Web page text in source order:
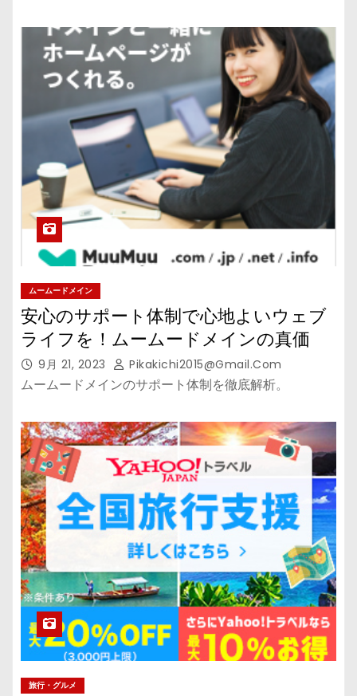
ムームードメイン
安心のサポート体制で心地よいウェブ
ライフを！ムームードメインの真価
9月 21, 2023 Pikakichi2015@gmail.com
ムームードメインのサポート体制を徹底解析。
旅行・グルメ